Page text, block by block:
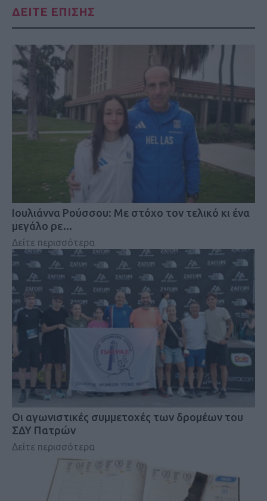
ΔΕΙΤΕ ΕΠΙΣΗΣ
Iουλιάννα Ρούσσου: Με στόχο τον τελικό κι ένα
μεγάλο ρε…
Δείτε περισσότερα
Οι αγωνιστικές συμμετοχές των δρομέων του
ΣΔΥ Πατρών
Δείτε περισσότερα